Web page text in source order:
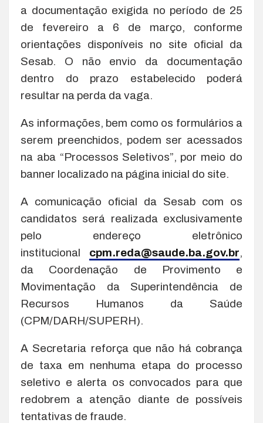
a documentação exigida no período de 25
de fevereiro a 6 de março, conforme
orientações disponíveis no site oficial da
Sesab. O não envio da documentação
dentro do prazo estabelecido poderá
resultar na perda da vaga.
As informações, bem como os formulários a
serem preenchidos, podem ser acessados
na aba “Processos Seletivos”, por meio do
banner localizado na página inicial do site.
A comunicação oficial da Sesab com os
candidatos será realizada exclusivamente
pelo endereço eletrônico
institucional cpm.reda@saude.ba.gov.br,
da Coordenação de Provimento e
Movimentação da Superintendência de
Recursos Humanos da Saúde
(CPM/DARH/SUPERH).
A Secretaria reforça que não há cobrança
de taxa em nenhuma etapa do processo
seletivo e alerta os convocados para que
redobrem a atenção diante de possíveis
tentativas de fraude.